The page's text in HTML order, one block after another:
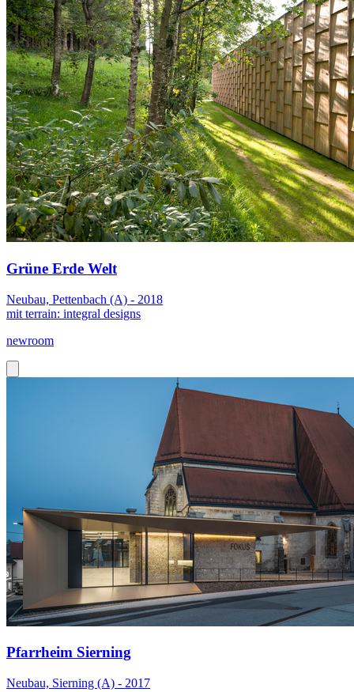
Grüne Erde Welt
Neubau, Pettenbach (A) - 2018
mit terrain: integral designs
newroom
Pfarrheim Sierning
Neubau, Sierning (A) - 2017